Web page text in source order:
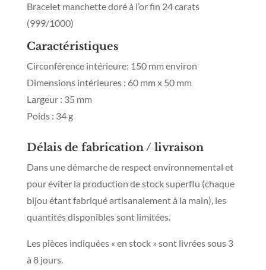
Bracelet manchette doré à l’or fin 24 carats
(999/1000)
Caractéristiques
Circonférence intérieure: 150 mm environ
Dimensions intérieures : 60 mm x 50 mm
Largeur : 35 mm
Poids : 34 g
Délais de fabrication / livraison
Dans une démarche de respect environnemental et
pour éviter la production de stock superflu (chaque
bijou étant fabriqué artisanalement à la main), les
quantités disponibles sont limitées.
Les pièces indiquées « en stock » sont livrées sous 3
à 8 jours.